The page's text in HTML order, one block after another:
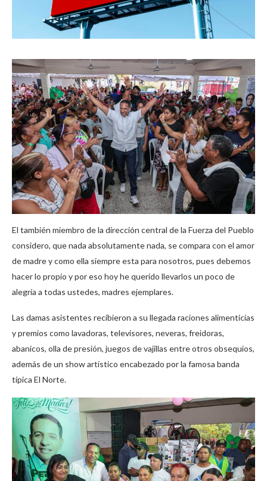
El también miembro de la dirección central de la Fuerza del Pueblo
considero, que nada absolutamente nada, se compara con el amor
de madre y como ella siempre esta para nosotros, pues debemos
hacer lo propio y por eso hoy he querido llevarlos un poco de
alegría a todas ustedes, madres ejemplares.
Las damas asistentes recibieron a su llegada raciones alimenticias
y premios como lavadoras, televisores, neveras, freidoras,
abanicos, olla de presión, juegos de vajillas entre otros obsequios,
además de un show artístico encabezado por la famosa banda
típica El Norte.